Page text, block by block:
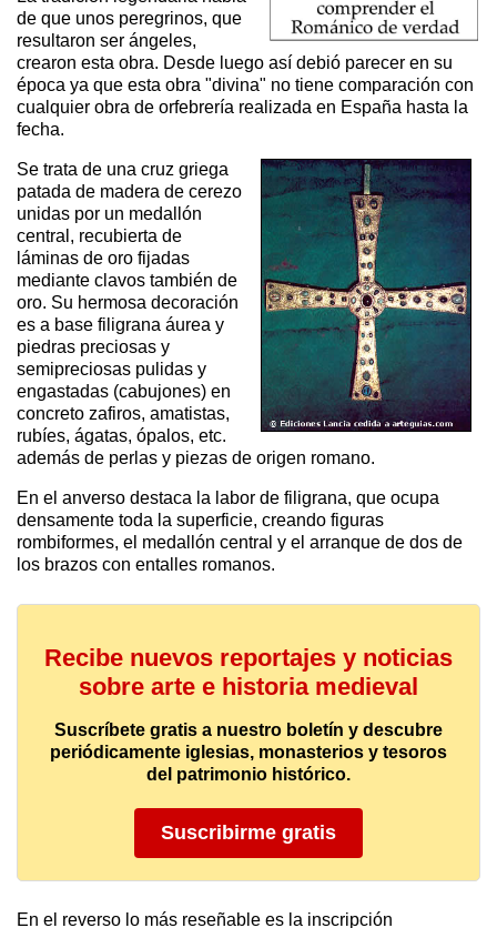
de que unos peregrinos, que
resultaron ser ángeles,
crearon esta obra. Desde luego así debió parecer en su
época ya que esta obra "divina" no tiene comparación con
cualquier obra de orfebrería realizada en España hasta la
fecha.
Se trata de una cruz griega
patada de madera de cerezo
unidas por un medallón
central, recubierta de
láminas de oro fijadas
mediante clavos también de
oro. Su hermosa decoración
es a base filigrana áurea y
piedras preciosas y
semipreciosas pulidas y
engastadas (cabujones) en
concreto zafiros, amatistas,
rubíes, ágatas, ópalos, etc.
además de perlas y piezas de origen romano.
En el anverso destaca la labor de filigrana, que ocupa
densamente toda la superficie, creando figuras
rombiformes, el medallón central y el arranque de dos de
los brazos con entalles romanos.
Recibe nuevos reportajes y noticias
sobre arte e historia medieval
Suscríbete gratis a nuestro boletín y descubre
periódicamente iglesias, monasterios y tesoros
del patrimonio histórico.
Suscribirme gratis
En el reverso lo más reseñable es la inscripción